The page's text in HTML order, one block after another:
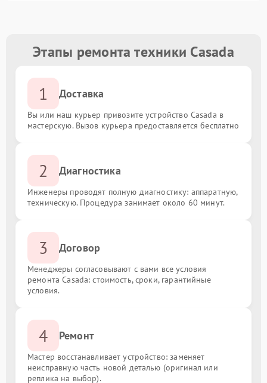
Этапы ремонта техники Casada
1 Доставка
Вы или наш курьер привозите устройство Casada в
мастерскую. Вызов курьера предоставляется бесплатно
2 Диагностика
Инженеры проводят полную диагностику: аппаратную,
техническую. Процедура занимает около 60 минут.
3 Договор
Менеджеры согласовывают с вами все условия
ремонта Casada: стоимость, сроки, гарантийные
условия.
4 Ремонт
Мастер восстанавливает устройство: заменяет
неисправную часть новой деталью (оригинал или
реплика на выбор).